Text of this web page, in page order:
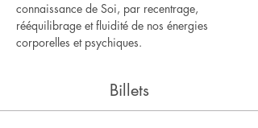
connaissance de Soi, par recentrage,
rééquilibrage et fluidité de nos énergies
corporelles et psychiques.
Billets